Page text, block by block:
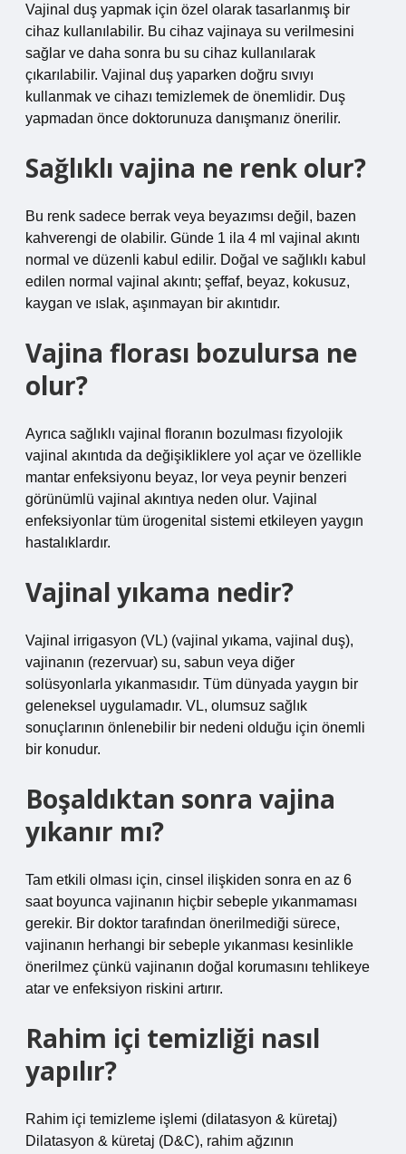
Vajinal duş yapmak için özel olarak tasarlanmış bir
cihaz kullanılabilir. Bu cihaz vajinaya su verilmesini
sağlar ve daha sonra bu su cihaz kullanılarak
çıkarılabilir. Vajinal duş yaparken doğru sıvıyı
kullanmak ve cihazı temizlemek de önemlidir. Duş
yapmadan önce doktorunuza danışmanız önerilir.
Sağlıklı vajina ne renk olur?
Bu renk sadece berrak veya beyazımsı değil, bazen
kahverengi de olabilir. Günde 1 ila 4 ml vajinal akıntı
normal ve düzenli kabul edilir. Doğal ve sağlıklı kabul
edilen normal vajinal akıntı; şeffaf, beyaz, kokusuz,
kaygan ve ıslak, aşınmayan bir akıntıdır.
Vajina florası bozulursa ne
olur?
Ayrıca sağlıklı vajinal floranın bozulması fizyolojik
vajinal akıntıda da değişikliklere yol açar ve özellikle
mantar enfeksiyonu beyaz, lor veya peynir benzeri
görünümlü vajinal akıntıya neden olur. Vajinal
enfeksiyonlar tüm ürogenital sistemi etkileyen yaygın
hastalıklardır.
Vajinal yıkama nedir?
Vajinal irrigasyon (VL) (vajinal yıkama, vajinal duş),
vajinanın (rezervuar) su, sabun veya diğer
solüsyonlarla yıkanmasıdır. Tüm dünyada yaygın bir
geleneksel uygulamadır. VL, olumsuz sağlık
sonuçlarının önlenebilir bir nedeni olduğu için önemli
bir konudur.
Boşaldıktan sonra vajina
yıkanır mı?
Tam etkili olması için, cinsel ilişkiden sonra en az 6
saat boyunca vajinanın hiçbir sebeple yıkanmaması
gerekir. Bir doktor tarafından önerilmediği sürece,
vajinanın herhangi bir sebeple yıkanması kesinlikle
önerilmez çünkü vajinanın doğal korumasını tehlikeye
atar ve enfeksiyon riskini artırır.
Rahim içi temizliği nasıl
yapılır?
Rahim içi temizleme işlemi (dilatasyon & küretaj)
Dilatasyon & küretaj (D&C), rahim ağzının